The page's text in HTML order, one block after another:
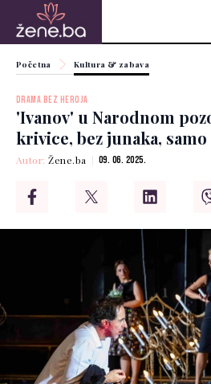
Početna Kultura & zabava
DRAMA BEZ HEROJA
'Ivanov' u Narodnom
krivice, bez junaka,
Autor:Žene.ba 09. 06. 2025.